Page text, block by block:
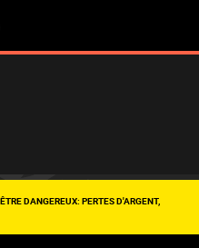
DANGEREUX: PERTES D'ARGENT,